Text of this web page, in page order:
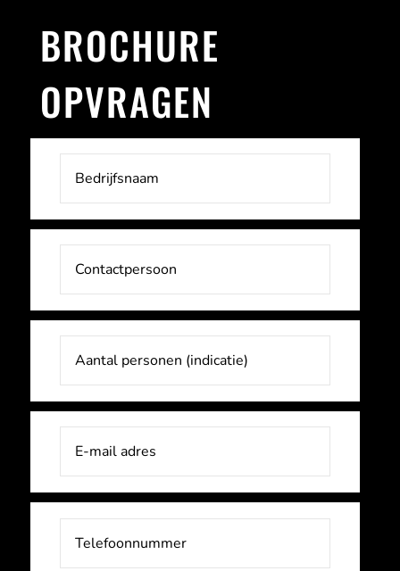
BROCHURE
OPVRAGEN